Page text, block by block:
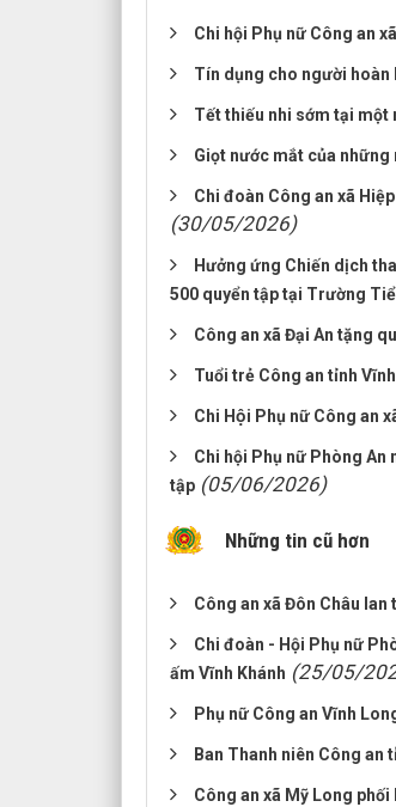
Chi hội Phụ nữ Công an
Tín dụng cho người
Tết thiếu nhi sớm tại
Giọt nước mắt của
Chi đoàn Công an xã
(30/05/2026)
Hưởng ứng Chiến dịch
500 quyển tập tại Trường
Công an xã Đại An tặng
Tuổi trẻ Công an tỉnh
Chi Hội Phụ nữ Công an
Chi hội Phụ nữ Phòng
tập (05/06/2026)
Những tin cũ hơn
Công an xã Đôn Châu lan
Chi đoàn - Hội Phụ nữ
ấm Vĩnh Khánh (25/05/
Phụ nữ Công an Vĩnh
Ban Thanh niên Công
Công an xã Mỹ Long